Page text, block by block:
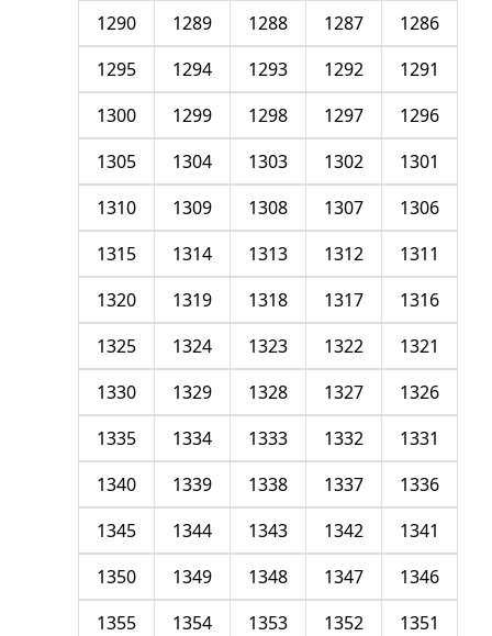
1286
1287
1288
1289
1290
1291
1292
1293
1294
1295
1296
1297
1298
1299
1300
1301
1302
1303
1304
1305
1306
1307
1308
1309
1310
1311
1312
1313
1314
1315
1316
1317
1318
1319
1320
1321
1322
1323
1324
1325
1326
1327
1328
1329
1330
1331
1332
1333
1334
1335
1336
1337
1338
1339
1340
1341
1342
1343
1344
1345
1346
1347
1348
1349
1350
1351
1352
1353
1354
1355